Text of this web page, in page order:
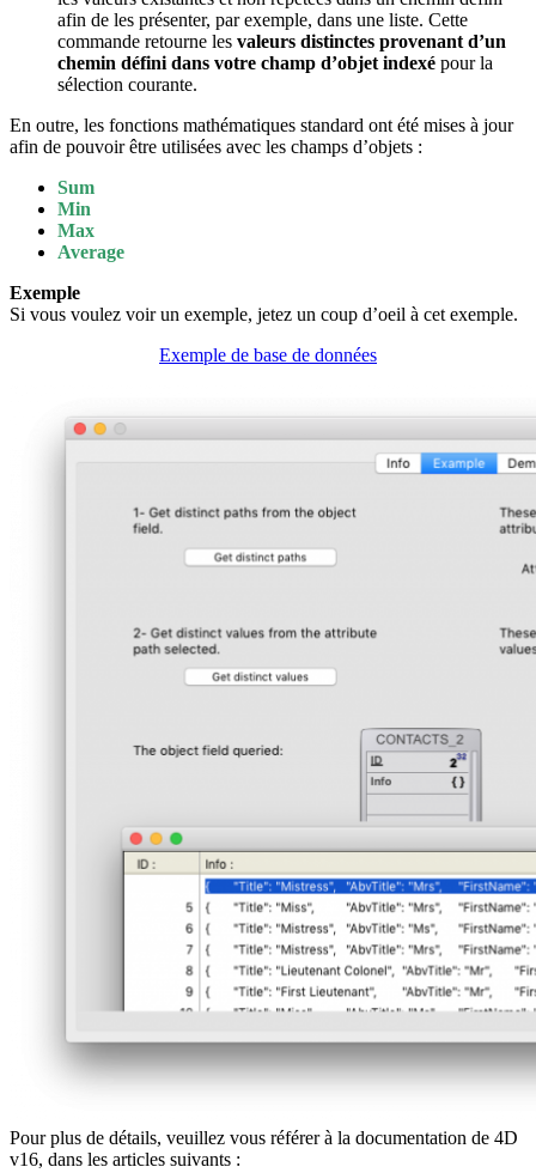
afin de les présenter, par exemple, dans une liste. Cette
commande retourne les valeurs distinctes provenant d’un
chemin défini dans votre champ d’objet indexé pour la
sélection courante.
En outre, les fonctions mathématiques standard ont été mises à jour
afin de pouvoir être utilisées avec les champs d’objets :
Sum
Min
Max
Average
Exemple
Si vous voulez voir un exemple, jetez un coup d’oeil à cet exemple.
Exemple de base de données
Pour plus de détails, veuillez vous référer à la documentation de 4D
v16, dans les articles suivants :